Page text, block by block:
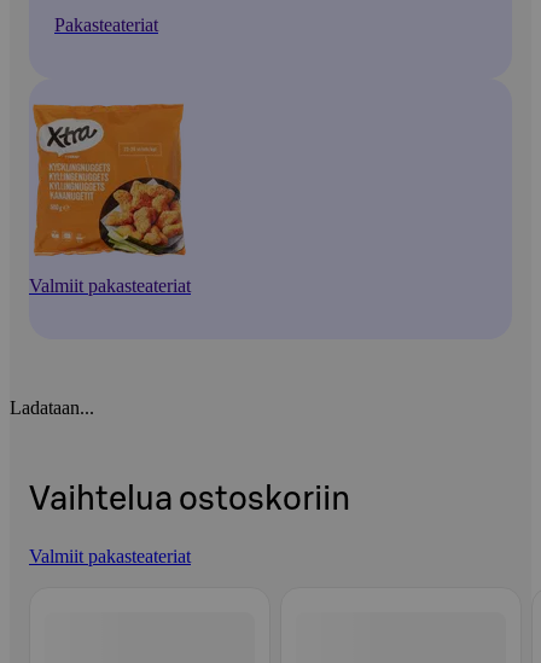
Pakasteateriat
Valmiit pakasteateriat
Ladataan...
Vaihtelua ostoskoriin
Valmiit pakasteateriat